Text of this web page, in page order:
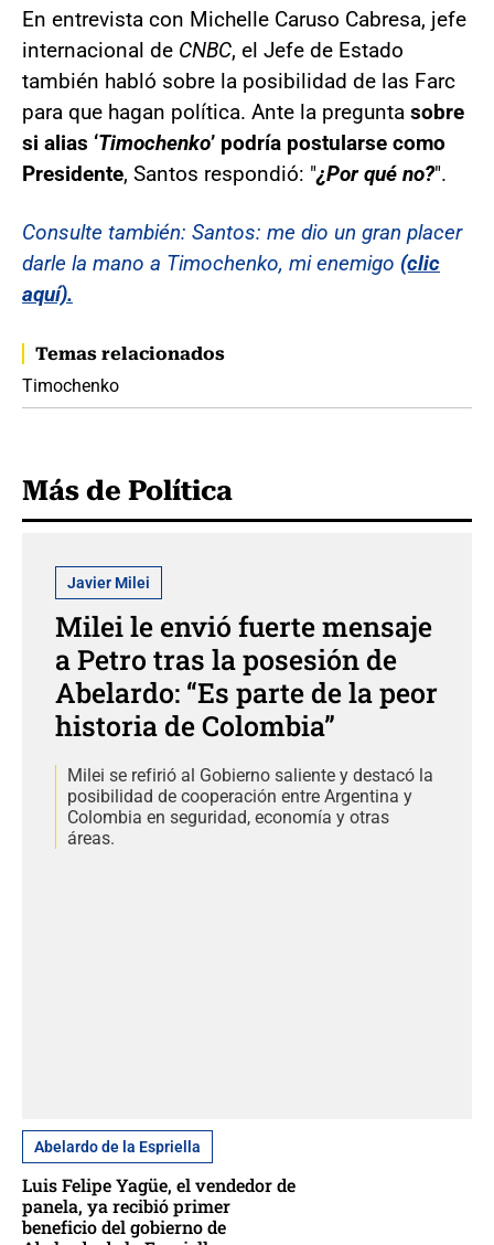
En entrevista con Michelle Caruso Cabresa, jefe
internacional de CNBC, el Jefe de Estado
también habló sobre la posibilidad de las Farc
para que hagan política. Ante la pregunta sobre
si alias ‘Timochenko’ podría postularse como
Presidente, Santos respondió: "¿Por qué no?".
Consulte también: Santos: me dio un gran placer
darle la mano a Timochenko, mi enemigo (clic
aquí).
Temas relacionados
Timochenko
Más de Política
Javier Milei
Milei le envió fuerte mensaje
a Petro tras la posesión de
Abelardo: “Es parte de la peor
historia de Colombia”
Milei se refirió al Gobierno saliente y destacó la
posibilidad de cooperación entre Argentina y
Colombia en seguridad, economía y otras
áreas.
Abelardo de la Espriella
Luis Felipe Yagüe, el vendedor de
panela, ya recibió primer
beneficio del gobierno de